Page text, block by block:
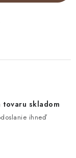
tovaru skladom
ihneď